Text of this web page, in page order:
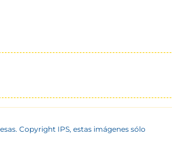
Copyright IPS, estas imágenes sólo